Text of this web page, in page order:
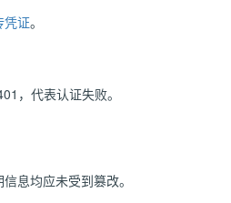
凭证。
，代表认证失败。
息均应未受到篡改。